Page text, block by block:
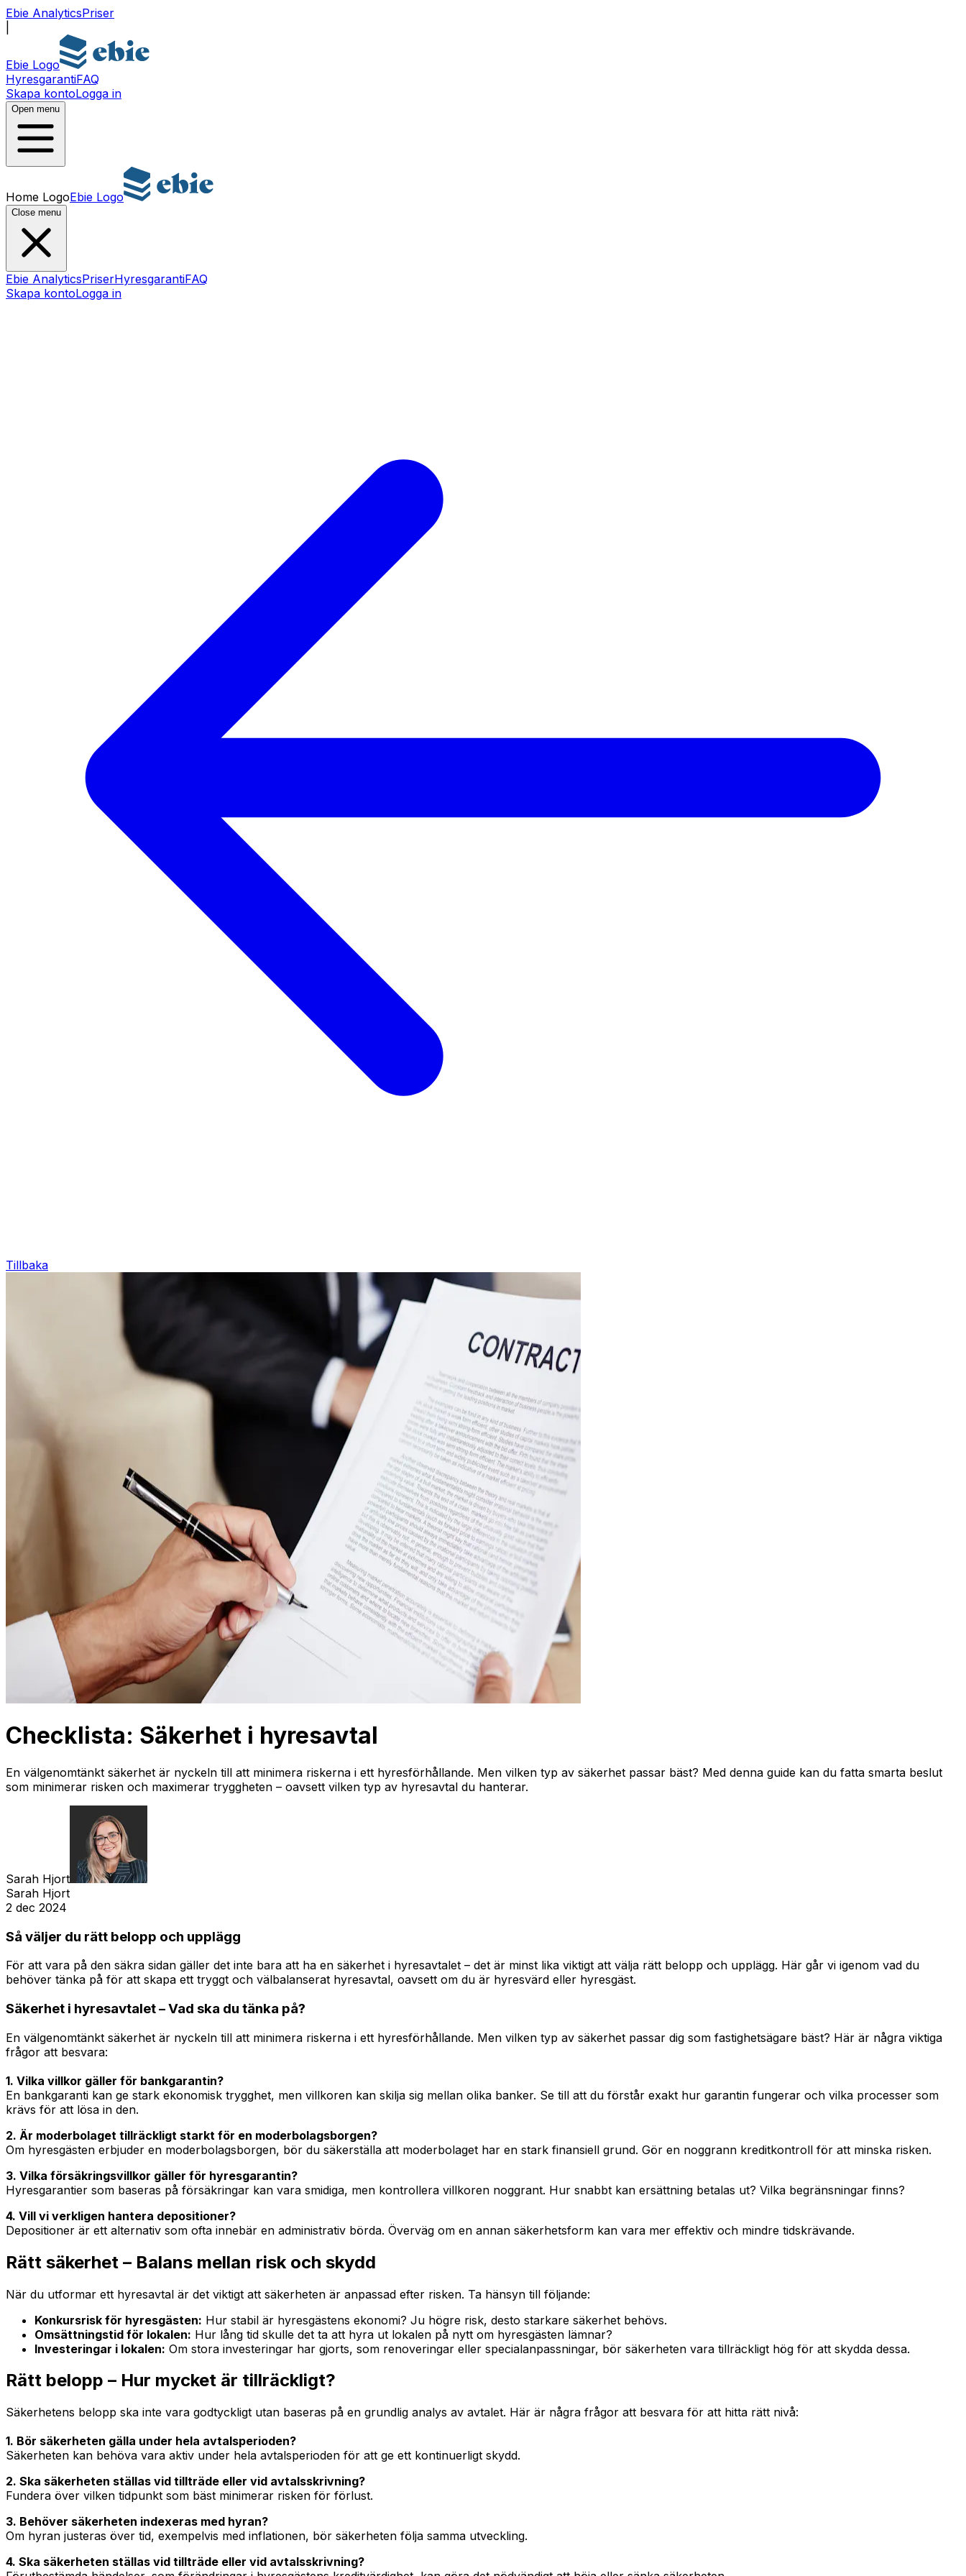
Ebie AnalyticsPriser
Ebie Logo
HyresgarantiFAQ
Skapa kontoLogga in
Open menu
Home LogoEbie Logo
Close menu
Ebie AnalyticsPriserHyresgarantiFAQ
Skapa kontoLogga in
Tillbaka
Checklista: Säkerhet i hyresavtal
En välgenomtänkt säkerhet är nyckeln till att minimera riskerna i ett hyresförhållande. Men vilken typ av säkerhet passar bäst? Med denna guide kan du fatta smarta beslut
som minimerar risken och maximerar tryggheten – oavsett vilken typ av hyresavtal du hanterar.
Sarah Hjort
Sarah Hjort
2 dec 2024
Så väljer du rätt belopp och upplägg
För att vara på den säkra sidan gäller det inte bara att ha en säkerhet i hyresavtalet – det är minst lika viktigt att välja rätt belopp och upplägg. Här går vi igenom vad du
behöver tänka på för att skapa ett tryggt och välbalanserat hyresavtal, oavsett om du är hyresvärd eller hyresgäst.
Säkerhet i hyresavtalet – Vad ska du tänka på?
En välgenomtänkt säkerhet är nyckeln till att minimera riskerna i ett hyresförhållande. Men vilken typ av säkerhet passar dig som fastighetsägare bäst? Här är några viktiga
frågor att besvara:
1. Vilka villkor gäller för bankgarantin?
En bankgaranti kan ge stark ekonomisk trygghet, men villkoren kan skilja sig mellan olika banker. Se till att du förstår exakt hur garantin fungerar och vilka processer som
krävs för att lösa in den.
2. Är moderbolaget tillräckligt starkt för en moderbolagsborgen?
Om hyresgästen erbjuder en moderbolagsborgen, bör du säkerställa att moderbolaget har en stark finansiell grund. Gör en noggrann kreditkontroll för att minska risken.
3. Vilka försäkringsvillkor gäller för hyresgarantin?
Hyresgarantier som baseras på försäkringar kan vara smidiga, men kontrollera villkoren noggrant. Hur snabbt kan ersättning betalas ut? Vilka begränsningar finns?
4. Vill vi verkligen hantera depositioner?
Depositioner är ett alternativ som ofta innebär en administrativ börda. Överväg om en annan säkerhetsform kan vara mer effektiv och mindre tidskrävande.
Rätt säkerhet – Balans mellan risk och skydd
När du utformar ett hyresavtal är det viktigt att säkerheten är anpassad efter risken. Ta hänsyn till följande:
Konkursrisk för hyresgästen: Hur stabil är hyresgästens ekonomi? Ju högre risk, desto starkare säkerhet behövs.
Omsättningstid för lokalen: Hur lång tid skulle det ta att hyra ut lokalen på nytt om hyresgästen lämnar?
Investeringar i lokalen: Om stora investeringar har gjorts, som renoveringar eller specialanpassningar, bör säkerheten vara tillräckligt hög för att skydda dessa.
Rätt belopp – Hur mycket är tillräckligt?
Säkerhetens belopp ska inte vara godtyckligt utan baseras på en grundlig analys av avtalet. Här är några frågor att besvara för att hitta rätt nivå:
1. Bör säkerheten gälla under hela avtalsperioden?
Säkerheten kan behöva vara aktiv under hela avtalsperioden för att ge ett kontinuerligt skydd.
2. Ska säkerheten ställas vid tillträde eller vid avtalsskrivning?
Fundera över vilken tidpunkt som bäst minimerar risken för förlust.
3. Behöver säkerheten indexeras med hyran?
Om hyran justeras över tid, exempelvis med inflationen, bör säkerheten följa samma utveckling.
4. Ska säkerheten ställas vid tillträde eller vid avtalsskrivning?